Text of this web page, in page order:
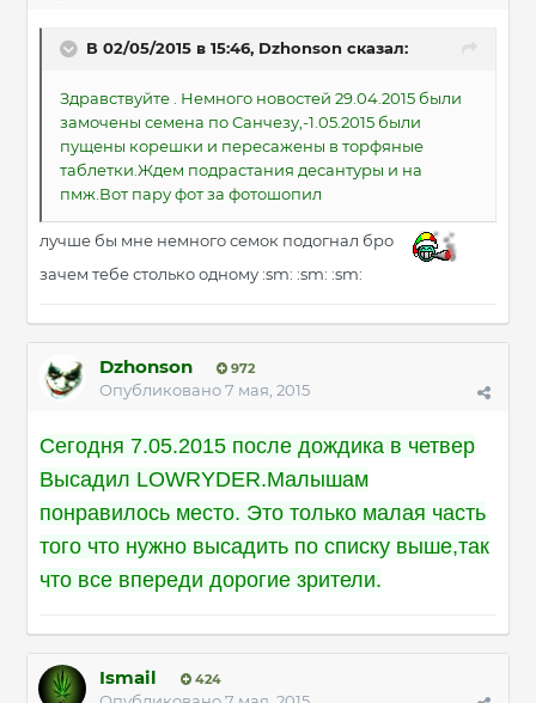
В 02/05/2015 в 15:46, Dzhonson сказал:
Здравствуйте . Немного новостей 29.04.2015 были
замочены семена по Санчезу,-1.05.2015 были
пущены корешки и пересажены в торфяные
таблетки.Ждем подрастания десантуры и на
пмж.Вот пару фот за фотошопил
лучше бы мне немного семок подогнал бро
зачем тебе столько одному :sm: :sm: :sm:
Dzhonson 972
Опубликовано7 мая, 2015
Сегодня 7.05.2015 после дождика в четвер
Высадил LOWRYDER.Малышам
понравилось место. Это только малая часть
того что нужно высадить по списку выше,так
что все впереди дорогие зрители.
Ismail 424